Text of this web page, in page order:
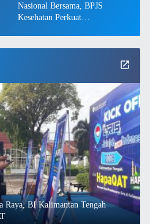
Nasional Bersama, BPJS
Kesehatan Perkuat
Raya, BI Kalimantan Tengah